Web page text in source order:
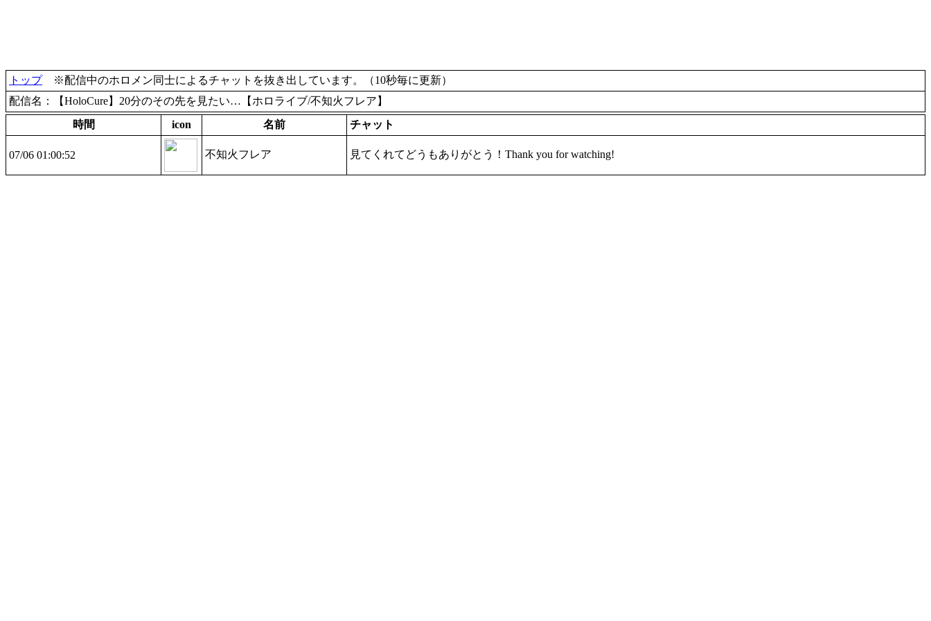
トップ※配信中のホロメン同士によるチャットを抜き出しています。（10秒毎に更新）
配信名：【HoloCure】20分のその先を見たい…【ホロライブ/不知火フレア】
時間
icon 名前 チャット
07/06 01:00:52 不知火フレア 見てくれてどうもありがとう！Thank you for watching!